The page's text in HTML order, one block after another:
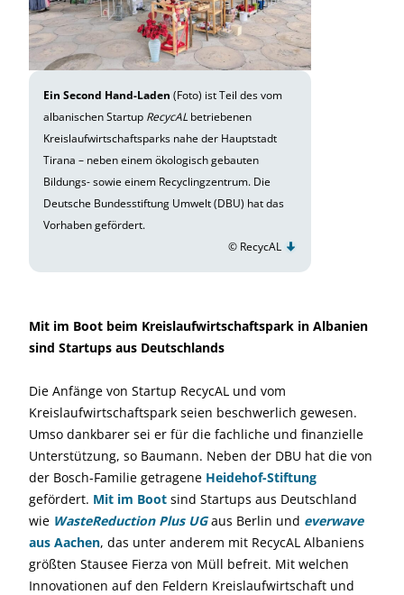
Ein Second Hand-Laden (Foto) ist Teil des vom
albanischen Startup RecycAL betriebenen
Kreislaufwirtschaftsparks nahe der Hauptstadt
Tirana – neben einem ökologisch gebauten
Bildungs- sowie einem Recyclingzentrum. Die
Deutsche Bundesstiftung Umwelt (DBU) hat das
Vorhaben gefördert.
© RecycAL
Mit im Boot beim Kreislaufwirtschaftspark in Albanien
sind Startups aus Deutschlands
Die Anfänge von Startup RecycAL und vom
Kreislaufwirtschaftspark seien beschwerlich gewesen.
Umso dankbarer sei er für die fachliche und finanzielle
Unterstützung, so Baumann. Neben der DBU hat die von
der Bosch-Familie getragene Heidehof-Stiftung
gefördert. Mit im Boot sind Startups aus Deutschland
wie WasteReduction Plus UGaus Berlin und everwave
aus Aachen, das unter anderem mit RecycAL Albaniens
größten Stausee Fierza von Müll befreit. Mit welchen
Innovationen auf den Feldern Kreislaufwirtschaft und